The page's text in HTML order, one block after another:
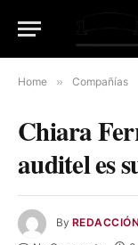
Home » Compañías
Chiara
auditel es
By